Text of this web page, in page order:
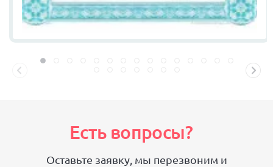
Есть вопросы?
Оставьте заявку, мы перезвоним и